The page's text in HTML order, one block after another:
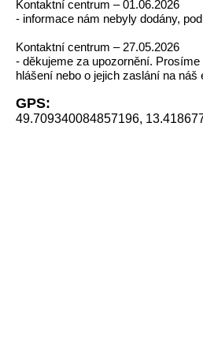
Kontaktní centrum – 01.06.2026
- informace nám nebyly dodány,
Kontaktní centrum – 27.05.2026
- děkujeme za upozornění.
hlášení nebo o jejich zaslání na
GPS:
49.709340084857196,